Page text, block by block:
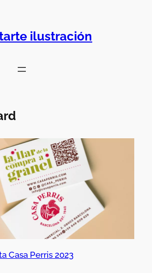
ilustración
Casa Perris 2023